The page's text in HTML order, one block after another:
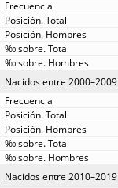
Nacidos entre 2000–2009
Nacidos entre 2010–2019